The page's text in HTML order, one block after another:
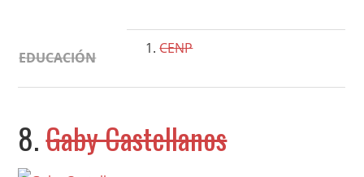
EDUCACIÓN
CENP
8.Gaby Castellanos